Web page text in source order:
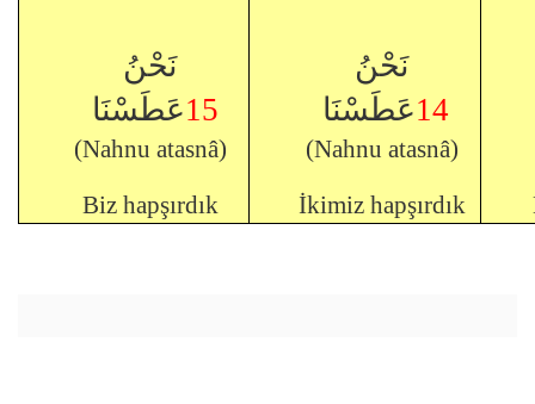
نَحْنُ
عَطَسْنَا15
(Nahnu atasnâ)
Biz hapşırdık
نَحْنُ
عَطَسْنَا14
(Nahnu atasnâ)
İkimiz hapşırdık